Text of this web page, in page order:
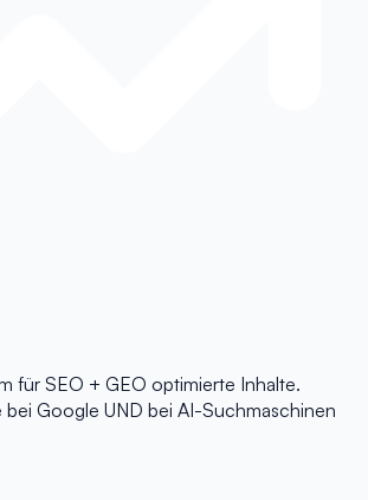
für SEO + GEO optimierte Inhalte.
bei Google UND bei AI-Suchmaschinen